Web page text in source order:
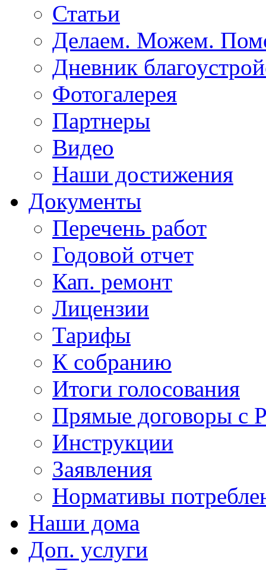
Статьи
Делаем. Можем.
Дневник
Фотогалерея
Партнеры
Видео
Наши достижения
Документы
Перечень работ
Годовой отчет
Кап. ремонт
Лицензии
Тарифы
К собранию
Итоги голосования
Прямые договоры с
Инструкции
Заявления
Нормативы
Наши дома
Доп. услуги